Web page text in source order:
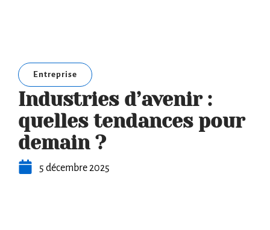
Entreprise
Industries d’avenir :
quelles tendances pour
demain ?
5 décembre 2025